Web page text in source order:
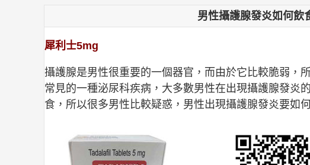
男性攝護腺發炎如何飲
犀利士5mg
攝護腺是男性很重要的一個器官，而由於它比較脆弱，
常見的一種泌尿科疾病，大多數男性在出現攝護腺發炎
食，所以很多男性比較疑惑，男性出現攝護腺發炎要如